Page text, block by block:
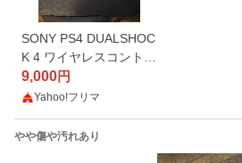
SONY PS4 DUALSHOC
K 4 ワイヤレスコントロ
ーラー ジェット・ブラ
ック
9,000円
Yahoo!フリマ
やや傷や汚れあり